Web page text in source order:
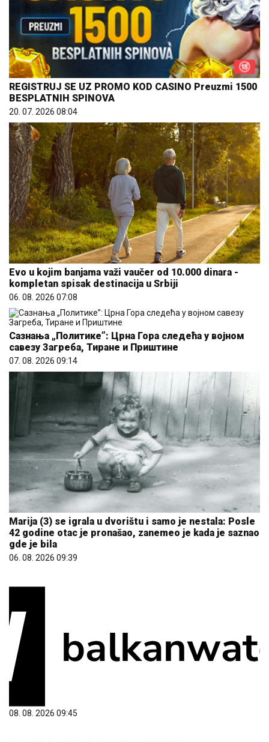
REGISTRUJ SE UZ PROMO KOD CASINO Preuzmi 1500
BESPLATNIH SPINOVA
20. 07. 2026 08:04
Evo u kojim banjama važi vaučer od 10.000 dinara -
kompletan spisak destinacija u Srbiji
06. 08. 2026 07:08
Сазнања „Политике”: Црна Гора следећа у војном
савезу Загреба, Тиране и Приштине
07. 08. 2026 09:14
Marija (3) se igrala u dvorištu i samo je nestala: Posle
42 godine otac je pronašao, zanemeo je kada je saznao
gde je bila
06. 08. 2026 09:39
08. 08. 2026 09:45